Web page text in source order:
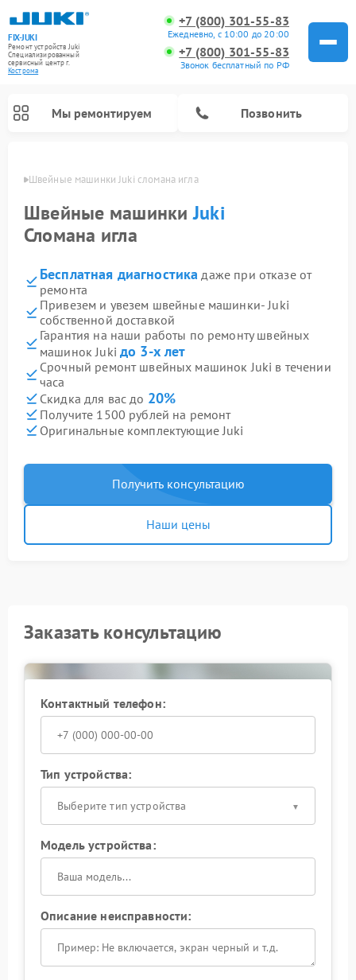
FIX-JUKI
Ремонт устройств Juki
Специализированный
cервисный центр г.
Кострома
+7 (800) 301-55-83
Ежедневно, с 10:00 до 20:00
+7 (800) 301-55-83
Звонок бесплатный по РФ
Мы ремонтируем Позвонить
Швейные машинки Juki сломана игла
Швейные машинкиJuki
Сломана игла
Бесплатная диагностика даже при отказе от
ремонта
Привезем и увезем швейные машинки- Juki
собственной доставкой
Гарантия на наши работы по ремонту швейных
машинок Juki до 3-х лет
Срочный ремонт швейных машинок Juki в течении
часа
Скидка для вас до 20%
Получите 1500 рублей на ремонт
Оригинальные комплектующие Juki
Получить консультацию
Наши цены
Заказать консультацию
Контактный телефон:
Тип устройства:
Выберите тип устройства
Модель устройства:
Описание неисправности: